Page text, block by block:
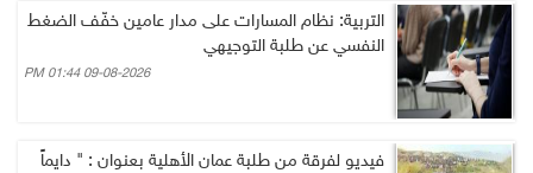
التربية: نظام المسارات على مدار عامين خفّف الضغط
النفسي عن طلبة التوجيهي
09-08-2026 01:44 PM
فيديو لفرقة من طلبة عمان الأهلية بعنوان : " دايماً